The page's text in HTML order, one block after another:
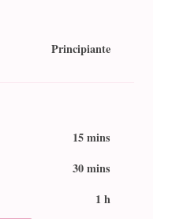
Principiante
15 mins
30 mins
1 h